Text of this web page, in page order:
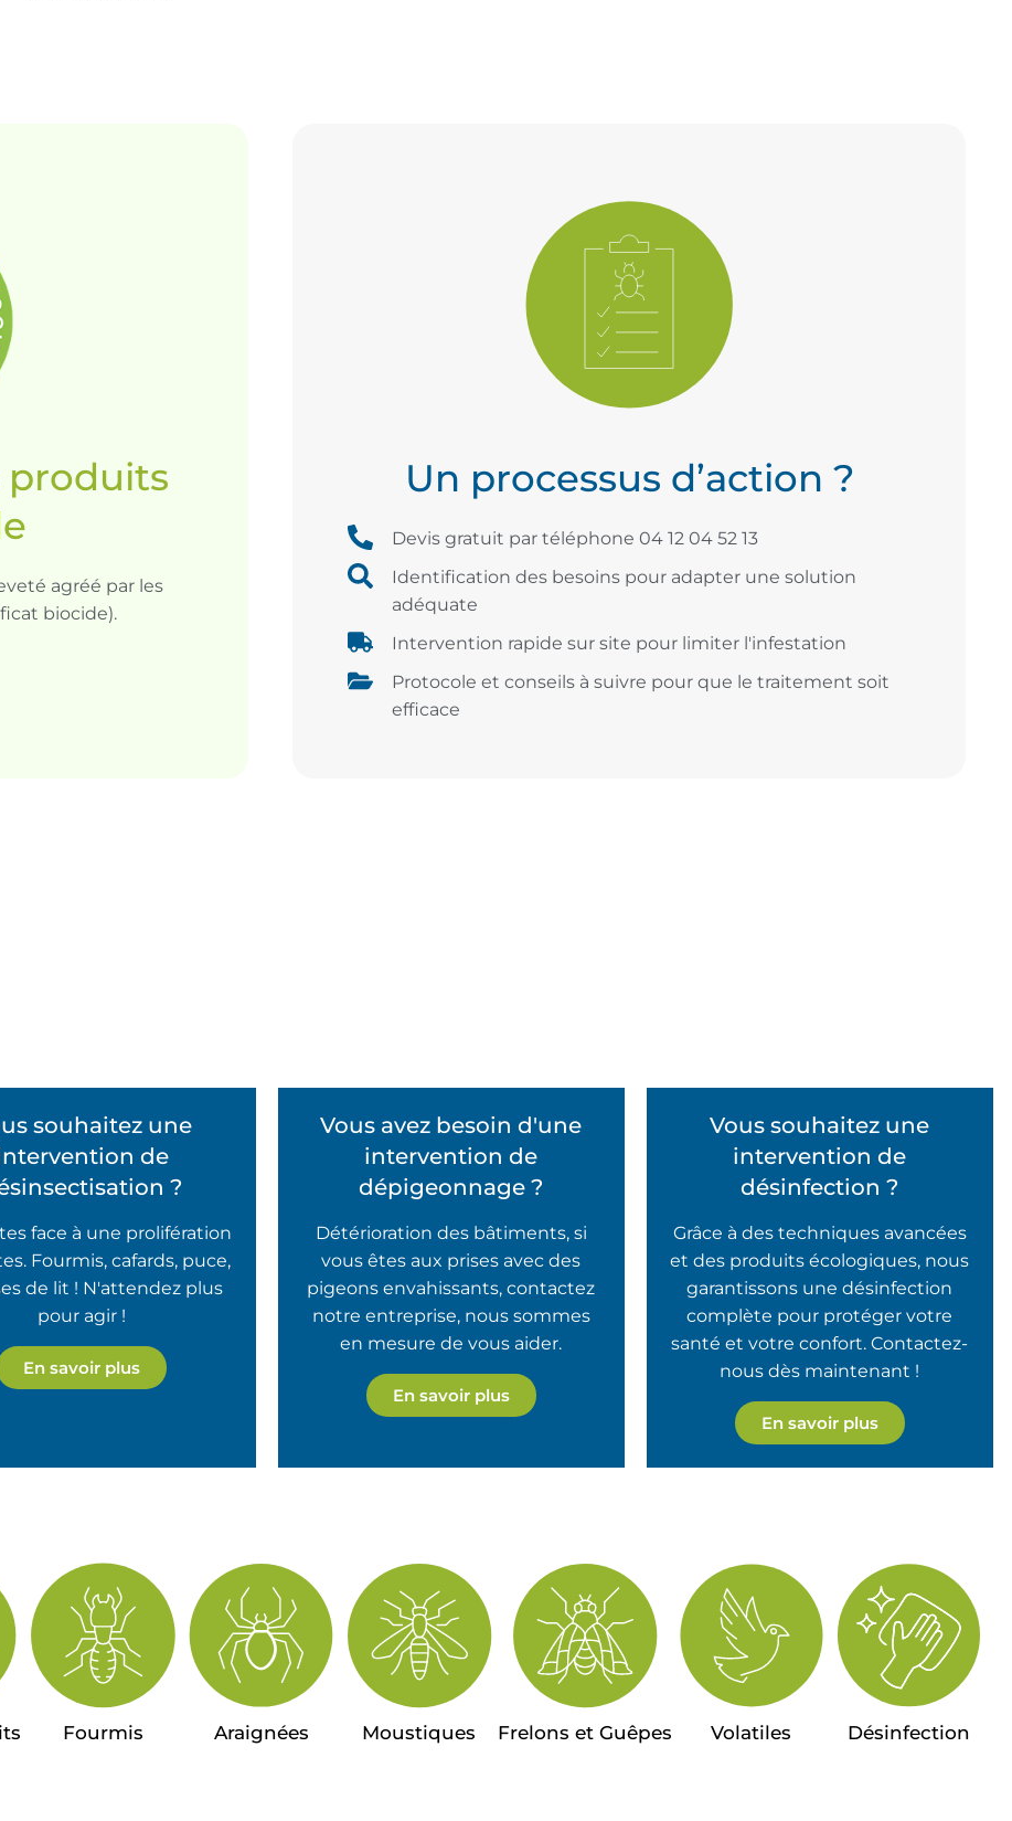
produits
agréé par les
biocide).
Un processus d’action ?
Devis gratuit par téléphone 04 12 04 52 13
Identification des besoins pour adapter une solution
adéquate
Intervention rapide sur site pour limiter l'infestation
Protocole et conseils à suivre pour que le traitement soit
efficace
souhaitez une
de
?
face à une prolifération
Fourmis, cafards, puce,
de lit ! N'attendez plus
pour agir !
En savoir plus
Vous avez besoin d'une
intervention de
dépigeonnage ?
Détérioration des bâtiments, si
vous êtes aux prises avec des
pigeons envahissants, contactez
notre entreprise, nous sommes
en mesure de vous aider.
En savoir plus
Vous souhaitez une
intervention de
désinfection ?
Grâce à des techniques avancées
et des produits écologiques, nous
garantissons une désinfection
complète pour protéger votre
santé et votre confort. Contactez-
nous dès maintenant !
En savoir plus
Fourmis Araignées Moustiques Frelons et Guêpes Volatiles Désinfection